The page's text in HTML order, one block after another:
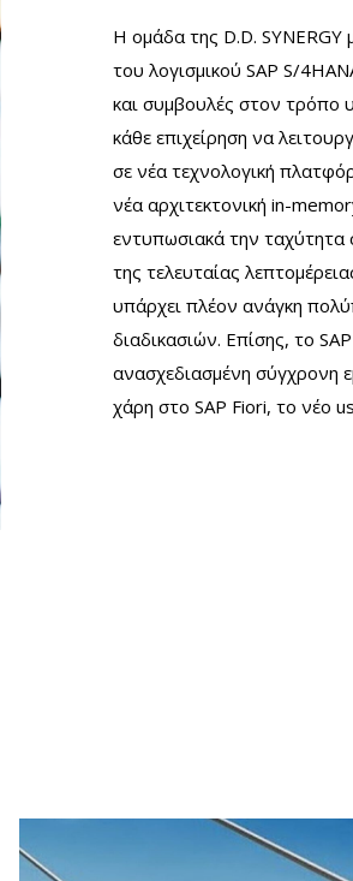
Η ομάδα της D.D.
του λογισμικού SAP S/
και συμβουλές στον τρόπο
κάθε επιχείρηση να
σε νέα τεχνολογική
νέα αρχιτεκτονική in-
εντυπωσιακά την ταχύτητα
της τελευταίας
υπάρχει πλέον ανάγκη
διαδικασιών. Επίσης, το
ανασχεδιασμένη σύγχρονη
χάρη στο SAP Fiori, το νέο